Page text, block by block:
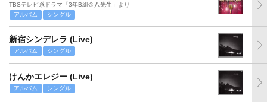
TBSテレビ系ドラマ「3年B組金八先生」より
アルバム
シングル
新宿シンデレラ (Live)
アルバム シングル
けんかエレジー (Live)
アルバム シングル